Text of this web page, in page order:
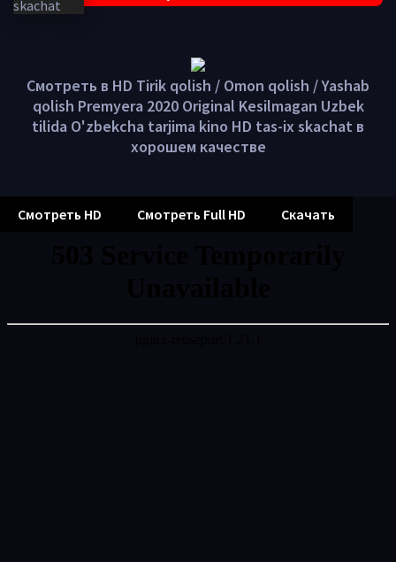
Смотреть в HD Tirik qolish / Omon qolish / Yashab
qolish Premyera 2020 Original Kesilmagan Uzbek
tilida O'zbekcha tarjima kino HD tas-ix skachat в
хорошем качестве
Смотреть HD Смотреть Full HD Скачать